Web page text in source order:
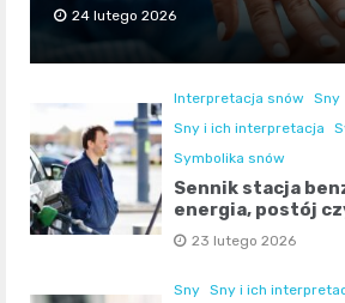
24 lutego 2026
Interpretacja snów
Sny
Sny i ich interpretacja
Symbolika snów
Sennik stacja
energia, postój
23 lutego 2026
Sny Sny i ich